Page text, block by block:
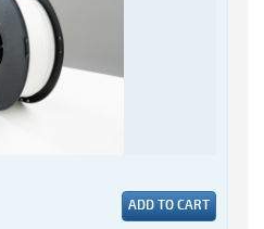
ADD TO CART